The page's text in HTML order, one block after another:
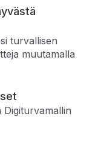
turvallisen
muutamalla
Digiturvamallin